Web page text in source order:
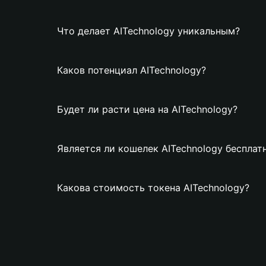
Что делает AITechnology уникальным?
Каков потенциал AITechnology?
Будет ли расти цена на AITechnology?
Является ли кошелек AITechnology
Какова стоимость токена AITechnology?